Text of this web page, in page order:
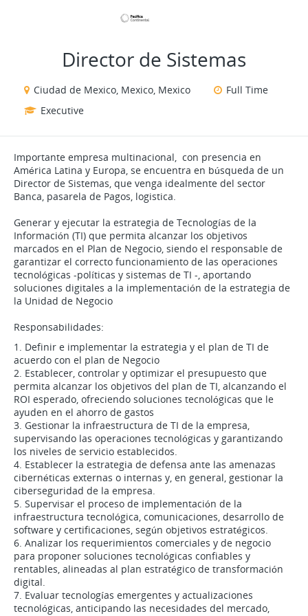
Director de Sistemas
Ciudad de Mexico, Mexico, Mexico
Full Time
Executive
Importante empresa multinacional, con presencia en
América Latina y Europa, se encuentra en búsqueda de un
Director de Sistemas, que venga idealmente del sector
Banca, pasarela de Pagos, logistica.
Generar y ejecutar la estrategia de Tecnologías de la
Información (TI) que permita alcanzar los objetivos
marcados en el Plan de Negocio, siendo el responsable de
garantizar el correcto funcionamiento de las operaciones
tecnológicas -políticas y sistemas de TI -, aportando
soluciones digitales a la implementación de la estrategia de
la Unidad de Negocio
Responsabilidades:
1. Definir e implementar la estrategia y el plan de TI de
acuerdo con el plan de Negocio
2. Establecer, controlar y optimizar el presupuesto que
permita alcanzar los objetivos del plan de TI, alcanzando el
ROI esperado, ofreciendo soluciones tecnológicas que le
ayuden en el ahorro de gastos
3. Gestionar la infraestructura de TI de la empresa,
supervisando las operaciones tecnológicas y garantizando
los niveles de servicio establecidos.
4. Establecer la estrategia de defensa ante las amenazas
cibernéticas externas o internas y, en general, gestionar la
ciberseguridad de la empresa.
5. Supervisar el proceso de implementación de la
infraestructura tecnológica, comunicaciones, desarrollo de
software y certificaciones, según objetivos estratégicos.
6. Analizar los requerimientos comerciales y de negocio
para proponer soluciones tecnológicas confiables y
rentables, alineadas al plan estratégico de transformación
digital.
7. Evaluar tecnologías emergentes y actualizaciones
tecnológicas, anticipando las necesidades del mercado,